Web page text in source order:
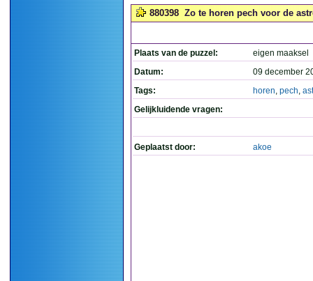
880398 Zo te horen pech voor de
Plaats van de puzzel:
eigen maaksel
Datum:
09 december
Tags:
horen, pech,
Gelijkluidende vragen:
Geplaatst door: akoe